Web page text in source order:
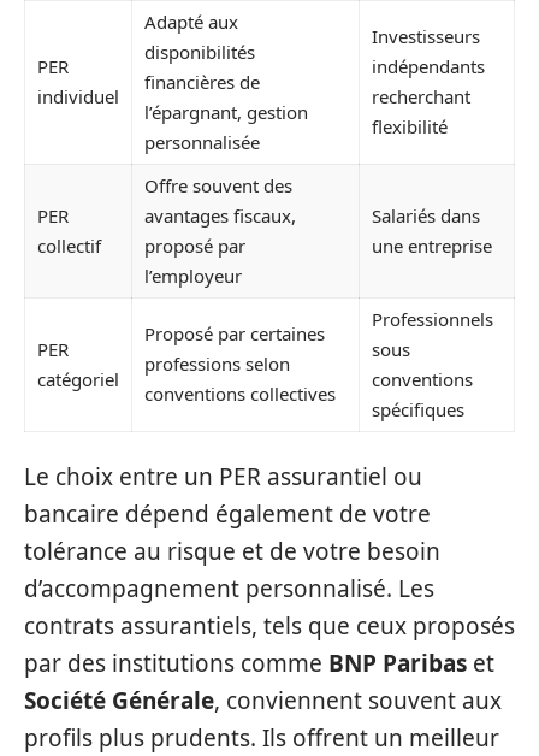
PER
individuel
Adapté aux
disponibilités
financières de
l’épargnant, gestion
personnalisée
Investisseurs
indépendants
recherchant
flexibilité
PER
collectif
Offre souvent des
avantages fiscaux,
proposé par
l’employeur
Salariés dans
une entreprise
PER
catégoriel
Proposé par certaines
professions selon
conventions collectives
Professionnels
sous
conventions
spécifiques
Le choix entre un PER assurantiel ou
bancaire dépend également de votre
tolérance au risque et de votre besoin
d’accompagnement personnalisé. Les
contrats assurantiels, tels que ceux proposés
par des institutions comme BNP Paribas et
Société Générale, conviennent souvent aux
profils plus prudents. Ils offrent un meilleur